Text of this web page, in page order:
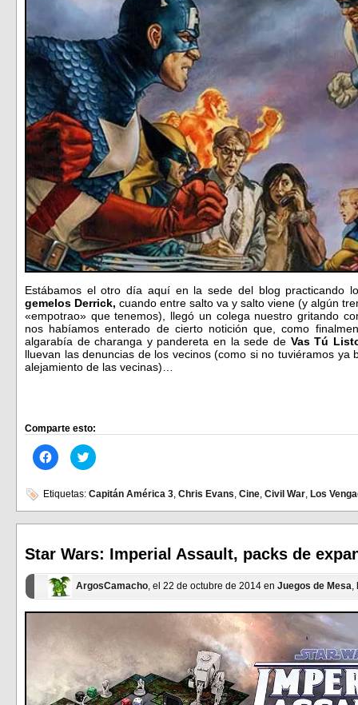
Estábamos el otro día aquí en la sede del blog practicando
gemelos Derrick, cuando entre salto va y salto viene (y algún
«empotrao» que tenemos), llegó un colega nuestro gritando
nos habíamos enterado de cierto notición que, como
algarabía de charanga y pandereta en la sede de Vas Tú
lluevan las denuncias de los vecinos (como si no tuviéramos ya
alejamiento de las vecinas)…
Comparte esto:
Haz
clic
en
Facebook
(Se
abre
ventana
nueva)
Haz
clic
en
Twitter
(Se
abre
ventana
nueva)
Etiquetas: Capitán América 3, Chris Evans, Cine, Civil War, Los
Star Wars: Imperial Assault, packs de
ArgosCamacho, el 22 de octubre de 2014 en Juegos de Mesa,